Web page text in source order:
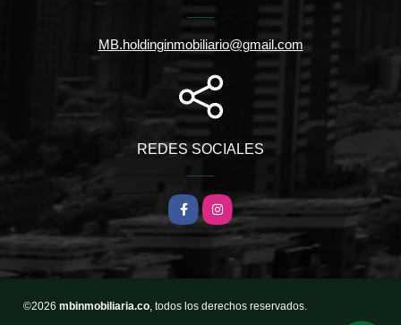
MB.holdinginmobiliario@gmail.com
REDES SOCIALES
FacebookInstagram
©2026 mbinmobiliaria.co, todos los derechos reservados.